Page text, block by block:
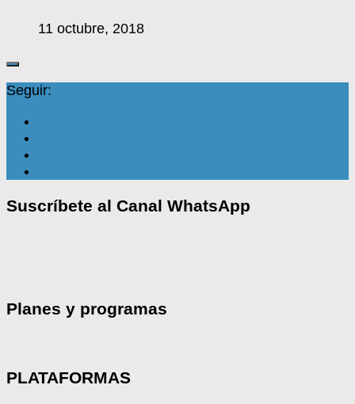
11 octubre, 2018
Seguir:
Suscríbete al Canal WhatsApp
Planes y programas
PLATAFORMAS